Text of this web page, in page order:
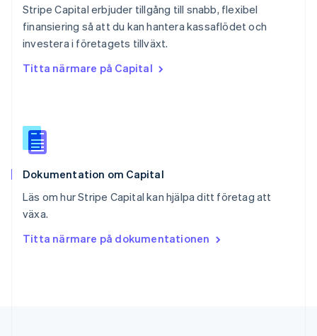
Stripe Capital erbjuder tillgång till snabb, flexibel
finansiering så att du kan hantera kassaflödet och
investera i företagets tillväxt.
Titta närmare på Capital
Dokumentation om Capital
Läs om hur Stripe Capital kan hjälpa ditt företag att
växa.
Titta närmare på dokumentationen
DeutschFrançaisItalianoEnglish
Singapore
English简体中文
English
Español
Storbritannien
Sverige
Thailand
ไทย
English